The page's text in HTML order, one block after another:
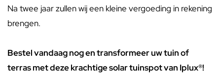
Na twee jaar zullen wij een kleine vergoeding in rekening
brengen.
Bestel vandaag nog en transformeer uw tuin of
terras met deze krachtige solar tuinspot van Iplux®!